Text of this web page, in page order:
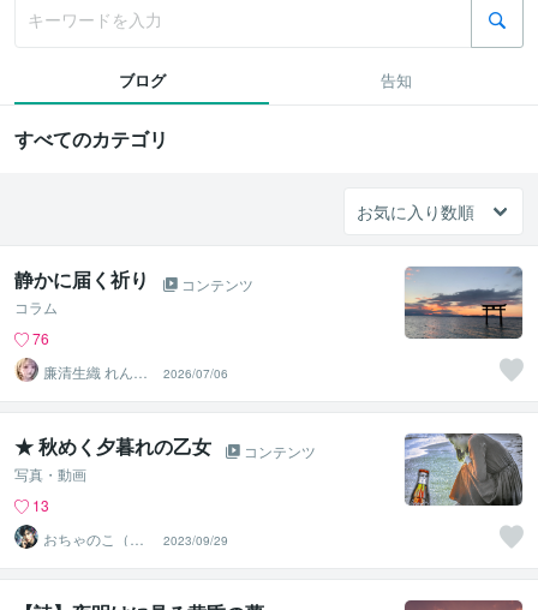
ブログ 告知
すべてのカテゴリ
静かに届く祈り
コンテンツ
コラム
76
廉清生織 れんせ
い さき
2026/07/06
★ 秋めく夕暮れの乙女
コンテンツ
写真・動画
13
おちゃのこ（御
茶乃子祭々）
2023/09/29